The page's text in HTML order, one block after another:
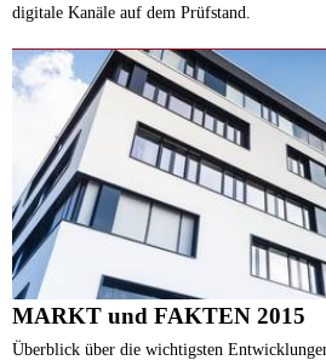
digitale Kanäle auf dem Prüfstand.
MARKT und FAKTEN 2015
Überblick über die wichtigsten